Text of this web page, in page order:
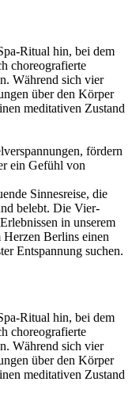
Ritual hin, bei dem
choreografierte
Während sich vier
über den Körper
meditativen Zustand
fördern
ein Gefühl von
Sinnesreise, die
belebt. Die Vier-
in unserem
Berlins einen
Entspannung suchen.
Ritual hin, bei dem
choreografierte
Während sich vier
über den Körper
meditativen Zustand